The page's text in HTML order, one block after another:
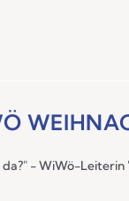
- WiWö-